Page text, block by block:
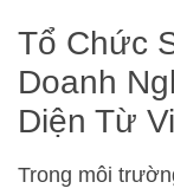
Tổ Chức
Doanh
Diện Từ
Trong môi